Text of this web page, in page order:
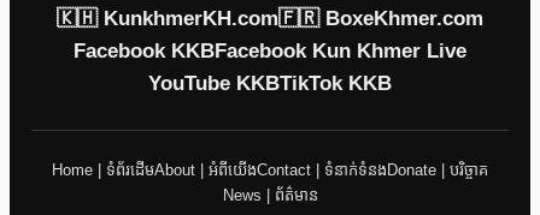
🇰🇭 KunkhmerKH.com🇫🇷 BoxeKhmer.com
Facebook KKBFacebook Kun Khmer Live
YouTube KKBTikTok KKB
Home | ទំព័រដើមAbout | អំពីយើងContact | ទំនាក់ទំនង Donate | បរិច្ចាគ
News | ព័ត៌មាន